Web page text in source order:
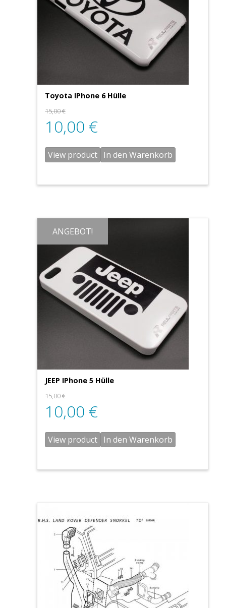
Toyota IPhone 6 Hülle
15,00€
10,00 €
View product In den Warenkorb
ANGEBOT!
JEEP IPhone 5 Hülle
15,00€
10,00 €
View product In den Warenkorb